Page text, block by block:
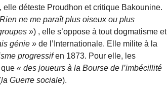
elle déteste Proudhon et critique Bakounine.
Rien ne me paraît plus oiseux ou plus
) , elle s’oppose à tout dogmatisme et
génie
de l’Internationale. Elle milite à la
progressifen 1873. Pour elle, les
des joueurs à la Bourse de l’imbécillité
la Guerre sociale).